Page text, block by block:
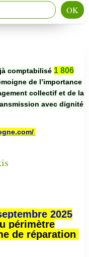
comptabilisé 1 806
de l’importance
collectif et de la
avec dignité
2025
périmètre
de réparation